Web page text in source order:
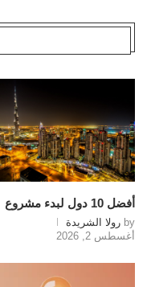
أفضل 10 دول لبدء مشروع
by رولا الشريدة
أغسطس 2, 2026